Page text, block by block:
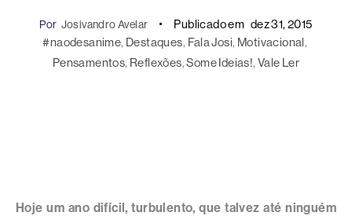
Por Josivandro Avelar Publicado em dez 31, 2015
#naodesanime, Destaques, Fala Josi, Motivacional
Pensamentos, Reflexões, Some Ideias!, Vale Ler
Hoje um ano difícil, turbulento, que talvez até ninguém